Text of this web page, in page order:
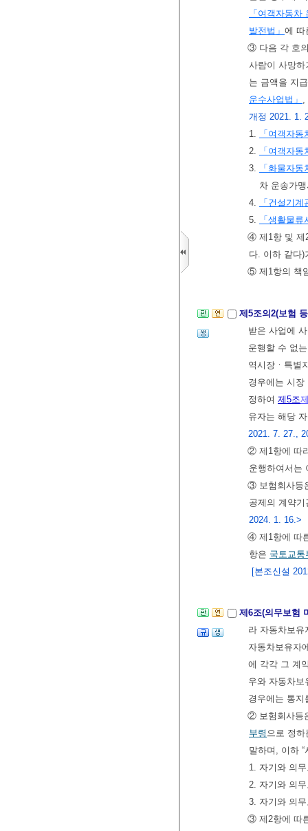
「여객자동차
발전법」 에 따
③ 다음 각 호
사람이 사망
는 금액을 지
운수사업법」 ,
개정 2021. 1.
1.
「여객자
2.
「여객자
3.
「화물자
차 운송가
4.
「건설기
5.
「생활물
④ 제1항 및 제
다. 이하 같다)
⑤ 제1항의 책
제5조의2(보험
받은 사업에
운행할 수 없
역시장ㆍ특별
경우에는 시장
정하여 제5조
유자는 해당
2021. 7. 27.,
② 제1항에 따
운행하여서는
③ 보험회사등
공제의 계약
2024. 1. 16.>
④ 제1항에 따
항은 국토교통
[본조신설
제6조(의무보험
라 자동차보유
자동차보유자
에 각각 그 계
우와 자동차
경우에는 통
② 보험회사등
부령 으로 정
말하며, 이하
1. 자기와 의
2. 자기와 의
3. 자기와 의
③ 제2항에 따